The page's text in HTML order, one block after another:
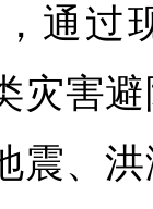
通过
灾害
震、